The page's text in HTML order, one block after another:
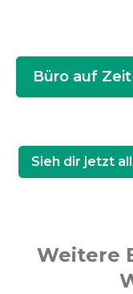
Büro auf
Sieh dir jetzt
Weitere